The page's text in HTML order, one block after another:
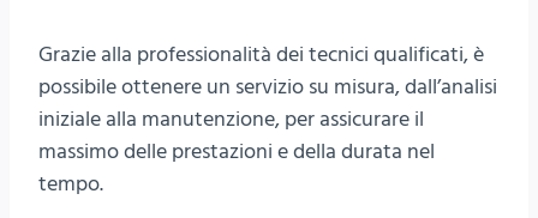
Grazie alla professionalità dei tecnici qualificati, è
possibile ottenere un servizio su misura, dall’analisi
iniziale alla manutenzione, per assicurare il
massimo delle prestazioni e della durata nel
tempo.